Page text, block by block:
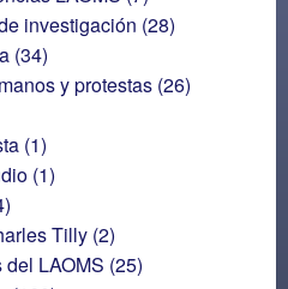
investigación (28)
(34)
y protestas (26)
(1)
(1)
Tilly (2)
del LAOMS (25)